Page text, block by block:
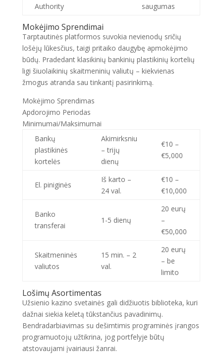
Authority
saugumas
Mokėjimo Sprendimai
Tarptautinės platformos suvokia nevienodų sričių
lošėjų lūkesčius, taigi pritaiko daugybę apmokėjimo
būdų. Pradedant klasikinių bankinių plastikinių kortelių
ligi šiuolaikinių skaitmeninių valiutų – kiekvienas
žmogus atranda sau tinkantį pasirinkimą.
Mokėjimo Sprendimas
Apdorojimo Periodas
Minimumai/Maksimumai
Bankų
plastikinės
kortelės
Akimirksniu
– trijų
dienų
€10 –
€5,000
El. piniginės
Iš karto –
24 val.
€10 –
€10,000
Banko
transferai
1-5 dienų
20 eurų
–
€50,000
Skaitmeninės
valiutos
15 min. – 2
val.
20 eurų
– be
limito
Lošimų Asortimentas
Užsienio kazino svetainės gali didžiuotis biblioteka, kuri
dažnai siekia keletą tūkstančius pavadinimų.
Bendradarbiavimas su dešimtimis programinės įrangos
programuotojų užtikrina, jog portfelyje būtų
atstovaujami įvairiausi žanrai.